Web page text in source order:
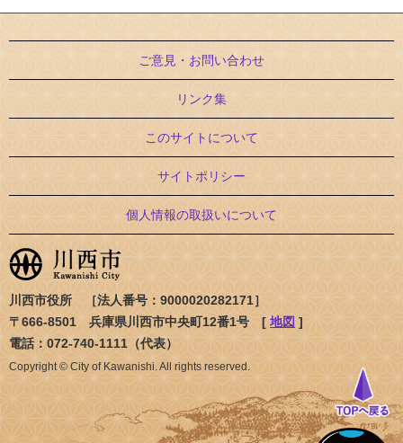
ご意見・お問い合わせ
リンク集
このサイトについて
サイトポリシー
個人情報の取扱いについて
川西市役所 ［法人番号：9000020282171］
〒666-8501 兵庫県川西市中央町12番1号 [ 地図 ]
電話：072-740-1111（代表）
Copyright © City of Kawanishi. All rights reserved.